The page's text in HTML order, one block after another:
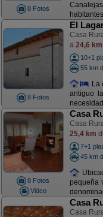
8 Fotos
8 Fotos
El
Casa
a 24,6 km
10+1
55 km
La
antiguo
8 Fotos
Video
Casa
Casa
25,4 km
7+1
45 km
pequeña
Casa
Casa